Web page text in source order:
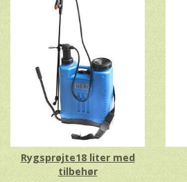
Rygsprøjte18 liter med
tilbehør